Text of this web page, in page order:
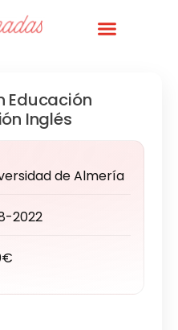
Educación
Inglés
de Almería
2022